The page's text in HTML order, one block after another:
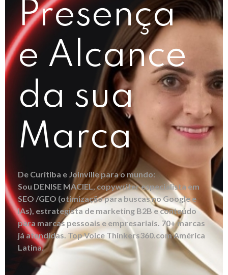
Presença
e Alcance
da sua
Marca
De Curitiba e Joinville para o mundo:
Sou DENISE MACIEL, copywriter especialista em
SEO /GEO (otimização para buscas no Google e
IAs), estrategista de marketing B2B e conteúdo
para marcas pessoais e empresariais. 70+ marcas
já atendidas. Top Voice Thinkers360.com América
Latina.